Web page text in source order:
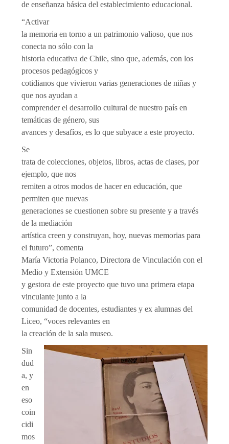
de enseñanza básica del establecimiento educacional.
“Activar
la memoria en torno a un patrimonio valioso, que nos
conecta no sólo con la
historia educativa de Chile, sino que, además, con los
procesos pedagógicos y
cotidianos que vivieron varias generaciones de niñas y
que nos ayudan a
comprender el desarrollo cultural de nuestro país en
temáticas de género, sus
avances y desafíos, es lo que subyace a este proyecto.
Se
trata de colecciones, objetos, libros, actas de clases, por
ejemplo, que nos
remiten a otros modos de hacer en educación, que
permiten que nuevas
generaciones se cuestionen sobre su presente y a través
de la mediación
artística creen y construyan, hoy, nuevas memorias para
el futuro”, comenta
María Victoria Polanco, Directora de Vinculación con el
Medio y Extensión UMCE
y gestora de este proyecto que tuvo una primera etapa
vinculante junto a la
comunidad de docentes, estudiantes y ex alumnas del
Liceo, “voces relevantes en
la creación de la sala museo.
Sin
dud
a, y
en
eso
coin
cidi
mos